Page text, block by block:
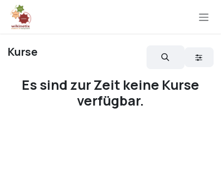
Zum Inhalt springen
Kurse
Es sind zur Zeit keine Kurse
verfügbar.